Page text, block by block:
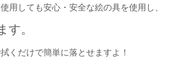
用しても安心・安全な絵の具を使用し、
。
くだけで簡単に落とせますよ！